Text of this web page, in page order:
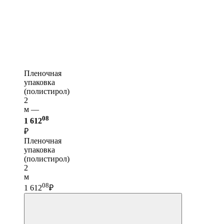
Пленочная
упаковка
(полистирол)
2
м —
1 61208
₽
Пленочная
упаковка
(полистирол)
2
м
1 61208₽